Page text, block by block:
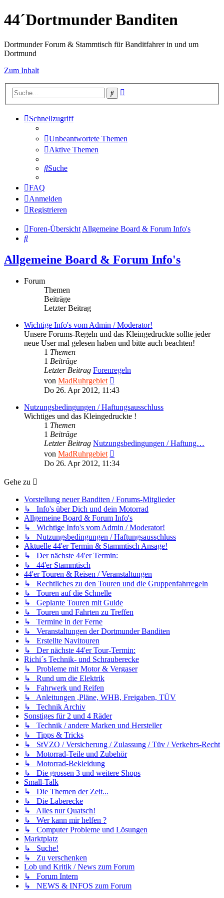
44´Dortmunder Banditen
Dortmunder Forum & Stammtisch für Banditfahrer in und um
Dortmund
Zum Inhalt
Suche
Schnellzugriff
Unbeantwortete Themen
Aktive Themen
Suche
FAQ
Anmelden
Registrieren
Foren-ÜbersichtAllgemeine Board & Forum Info's
Suche
Allgemeine Board & Forum Info's
Forum
Themen
Beiträge
Letzter Beitrag
Wichtige Info's vom Admin / Moderator!
Unsere Forums-Regeln und das Kleingedruckte sollte jeder
neue User mal gelesen haben und bitte auch beachten!
1 Themen
1 Beiträge
Letzter Beitrag Forenregeln
von MadRuhrgebiet
Beitrag
Do 26. Apr 2012, 11:43
Nutzungsbedingungen / Haftungsausschluss
Wichtiges und das Kleingedruckte !
1 Themen
1 Beiträge
Letzter Beitrag Nutzungsbedingungen / Haftung…
von MadRuhrgebiet
Beitrag
Do 26. Apr 2012, 11:34
Gehe zu
Vorstellung neuer Banditen / Forums-Mitglieder
↳ Info's über Dich und dein Motorrad
Allgemeine Board & Forum Info's
↳ Wichtige Info's vom Admin / Moderator!
↳ Nutzungsbedingungen / Haftungsausschluss
Aktuelle 44'er Termin & Stammtisch Ansage!
↳ Der nächste 44'er Termin:
↳ 44'er Stammtisch
44'er Touren & Reisen / Veranstaltungen
↳ Rechtliches zu den Touren und die Gruppenfahrregeln
↳ Touren auf die Schnelle
↳ Geplante Touren mit Guide
↳ Touren und Fahrten zu Treffen
↳ Termine in der Ferne
↳ Veranstaltungen der Dortmunder Banditen
↳ Erstellte Navitouren
↳ Der nächste 44'er Tour-Termin:
Richi´s Technik- und Schrauberecke
↳ Probleme mit Motor & Vergaser
↳ Rund um die Elektrik
↳ Fahrwerk und Reifen
↳ Anleitungen ,Pläne, WHB, Freigaben, TÜV
↳ Technik Archiv
Sonstiges für 2 und 4 Räder
↳ Technik / andere Marken und Hersteller
↳ Tipps & Tricks
↳ StVZO / Versicherung / Zulassung / Tüv / Verkehrs-Recht
↳ Motorrad-Teile und Zubehör
↳ Motorrad-Bekleidung
↳ Die grossen 3 und weitere Shops
Small-Talk
↳ Die Themen der Zeit...
↳ Die Laberecke
↳ Alles nur Quatsch!
↳ Wer kann mir helfen ?
↳ Computer Probleme und Lösungen
Marktplatz
↳ Suche!
↳ Zu verschenken
Lob und Kritik / News zum Forum
↳ Forum Intern
↳ NEWS & INFOS zum Forum